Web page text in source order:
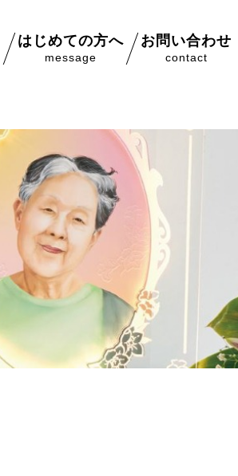
はじめての方へ
message
お問い合わせ
contact